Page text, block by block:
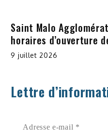
Saint Malo
horaires d’ouverture
9 juillet 2026
Lettre